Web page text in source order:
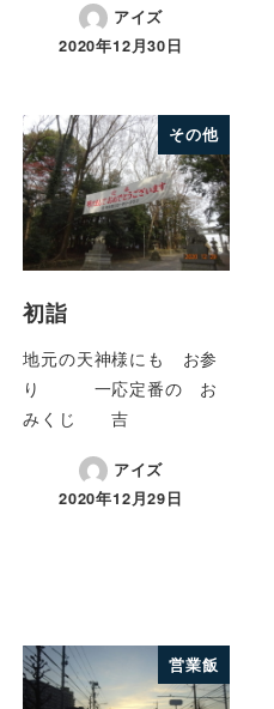
アイズ
2020年12月30日
その他
初詣
地元の天神様にも お参
り 一応定番の お
みくじ 吉
アイズ
2020年12月29日
営業飯